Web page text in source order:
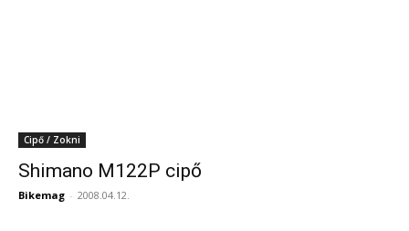
Cipő / Zokni
Shimano M122P cipő
Bikemag - 2008.04.12.